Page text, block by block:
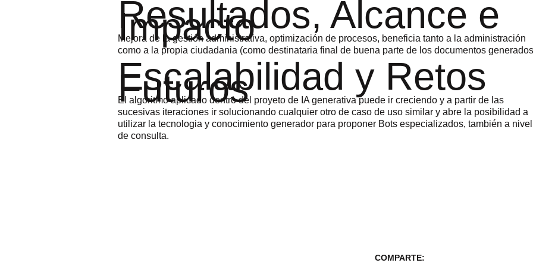
Resultados, Alcance e
Impacto
Mejora de la gestión administrativa, optimización de procesos, beneficia tanto a la administración
como a la propia ciudadania (como destinataria final de buena parte de los documentos
Escalabilidad y Retos
Futuros
El algoritmo aplicado dentro del proyeto de IA generativa puede ir creciendo y a partir de las
sucesivas iteraciones ir solucionando cualquier otro de caso de uso similar y abre la posibilidad a
utilizar la tecnologia y conocimiento generador para proponer Bots especializados, también a
de consulta.
COMPARTE: